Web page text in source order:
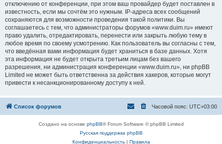
отключению от конференции, при этом ваш провайдер будет поставлен в
известность, если мы сочтём это нужным. IP-адреса всех сообщений
сохраняются для возможности проведения такой политики. Вы
соглашаетесь с тем, что администраторы форумов «www.duim.ru» имеют
право удалить, отредактировать, перенести или закрыть любую тему в
любое время по своему усмотрению. Как пользователь вы согласны с тем,
что введённая вами информация будет храниться в базе данных. Хотя
эта информация не будет открыта третьим лицам без вашего
разрешения, ни администрация конференции «www.duim.ru», ни phpBB
Limited не может быть ответственна за действия хакеров, которые могут
привести к несанкционированному доступу к ней.
Список форумов Часовой пояс: UTC+03:00
Создано на основе phpBB® Forum Software © phpBB Limited
Русская поддержка phpBB
Конфиденциальность| Правила